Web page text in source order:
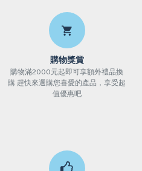
購物獎賞
購物滿2000元起即可享額外禮品換
購 趕快來選購您喜愛的產品，享受超
值優惠吧